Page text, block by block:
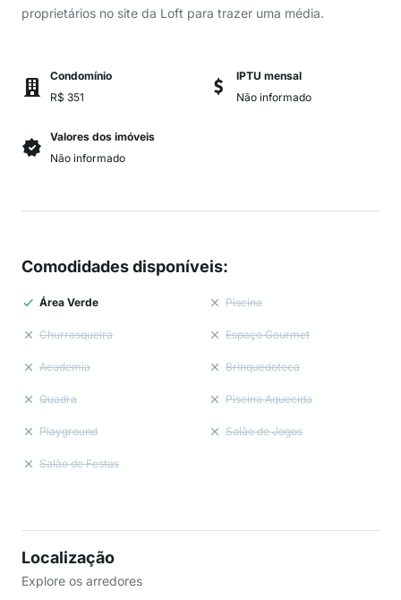
proprietários no site da Loft para trazer uma média.
Condomínio
R$ 351
IPTU mensal
Não informado
Valores dos imóveis
Não informado
Comodidades disponíveis:
Área Verde Piscina
Churrasqueira Espaço Gourmet
Academia Brinquedoteca
Quadra Piscina Aquecida
Playground Salão de Jogos
Salão de Festas
Localização
Explore os arredores